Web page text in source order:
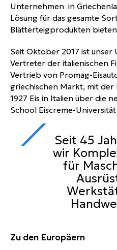
Unternehmen in
Lösung für das gesamte
Blätterteigprodukten
Seit Oktober 2017 ist
Vertreter der italienischen
Vertrieb von Promag-
griechischen Markt, mit der
1927 Eis in Italien über die
School Eiscreme-
Seit 45
wir
für
Zu den Europäern